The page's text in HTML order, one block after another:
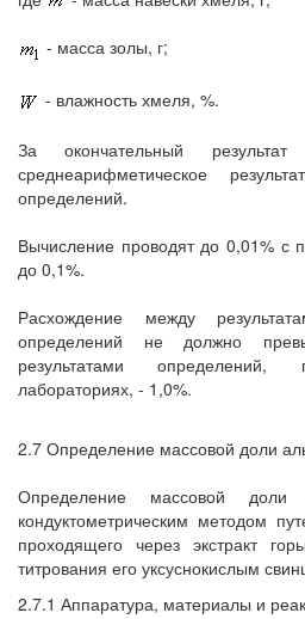
- масса золы, г;
- влажность хмеля, %.
За окончательный
среднеарифметическое
определений.
Вычисление проводят до 0,01% с
до 0,1%.
Расхождение между
определений не должно
результатами
лабораториях, - 1,0%.
2.7 Определение массовой доли
Определение массовой доли
кондуктометрическим методом
проходящего через экстракт
титрования его уксуснокислым
2.7.1 Аппаратура, материалы и